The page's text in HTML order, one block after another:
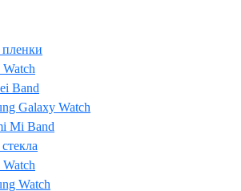
Band
Galaxy Watch
Mi Band
Watch